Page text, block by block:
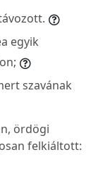
egyik
szavának
ördögi
felkiáltott: